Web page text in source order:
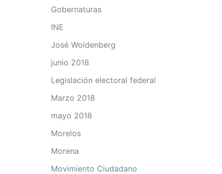
Gobernaturas
INE
José Woldenberg
junio 2018
Legislación electoral federal
Marzo 2018
mayo 2018
Morelos
Morena
Movimiento Ciudadano